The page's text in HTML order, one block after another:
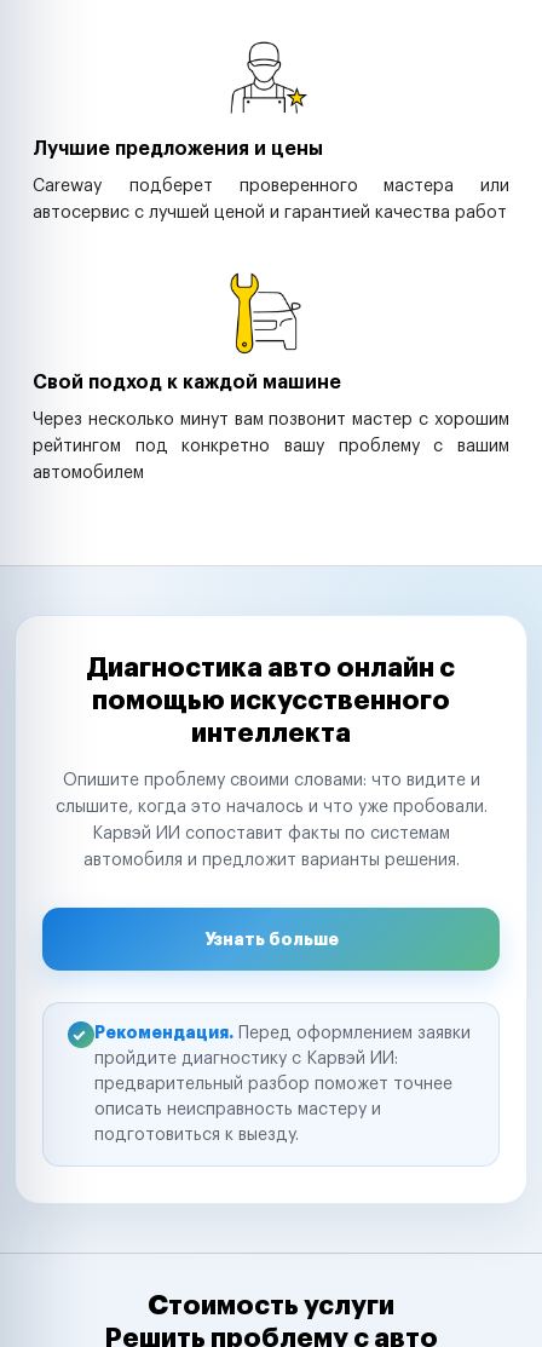
Лучшие предложения и цены
Careway подберет проверенного мастера или
автосервис с лучшей ценой и гарантией качества работ
Свой подход к каждой машине
Через несколько минут вам позвонит мастер с хорошим
рейтингом под конкретно вашу проблему с вашим
автомобилем
Диагностика авто онлайн с
помощью искусственного
интеллекта
Опишите проблему своими словами: что видите и
слышите, когда это началось и что уже пробовали.
Карвэй ИИ сопоставит факты по системам
автомобиля и предложит варианты решения.
Узнать больше
Рекомендация. Перед оформлением заявки
пройдите диагностику с Карвэй ИИ:
предварительный разбор поможет точнее
описать неисправность мастеру и
подготовиться к выезду.
Стоимость услуги
Решить проблему с авто